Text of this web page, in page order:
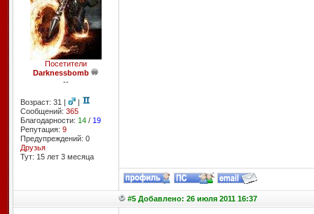
Посетители
Darknessbomb
--
Возраст: 31 |
|
Сообщений: 365
Благодарности: 14/ 19
Репутация: 9
Предупреждений: 0
Друзья
Тут: 15 лет 3 месяцa
#5 Добавлено: 26 июля 2011 16:37